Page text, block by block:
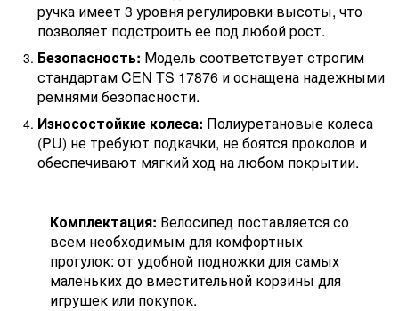
ручка имеет 3 уровня регулировки высоты, что
позволяет подстроить ее под любой рост.
Безопасность: Модель соответствует строгим
стандартам CEN TS 17876 и оснащена надежными
ремнями безопасности.
Износостойкие колеса: Полиуретановые колеса
(PU) не требуют подкачки, не боятся проколов и
обеспечивают мягкий ход на любом покрытии.
Комплектация: Велосипед поставляется со
всем необходимым для комфортных
прогулок: от удобной подножки для самых
маленьких до вместительной корзины для
игрушек или покупок.